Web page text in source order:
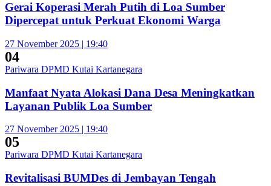
Gerai Koperasi Merah Putih di Loa Sumber
Dipercepat untuk Perkuat Ekonomi Warga
27 November 2025 | 19:40
04
Pariwara DPMD Kutai Kartanegara
Manfaat Nyata Alokasi Dana Desa Meningkatkan
Layanan Publik Loa Sumber
27 November 2025 | 19:40
05
Pariwara DPMD Kutai Kartanegara
Revitalisasi BUMDes di Jembayan Tengah